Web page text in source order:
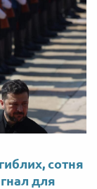
сотня
для